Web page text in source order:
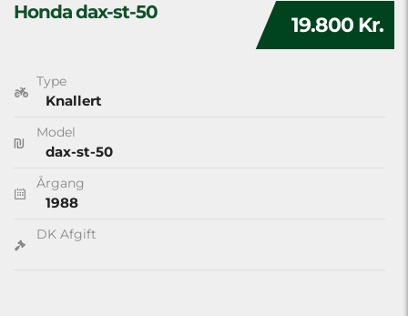
19.800 Kr.
Honda dax-st-50
Type
Knallert
Model
dax-st-50
Årgang
1988
DK Afgift